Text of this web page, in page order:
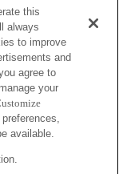
น การซูมและโฟกัสอาจ
พยนตร์
หรือทำให้จอสว่างขึ้นขณะ
this
always
to improve
and
agree to
your
available.